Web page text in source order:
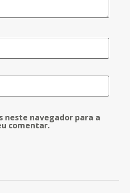
neste navegador para a
comentar.